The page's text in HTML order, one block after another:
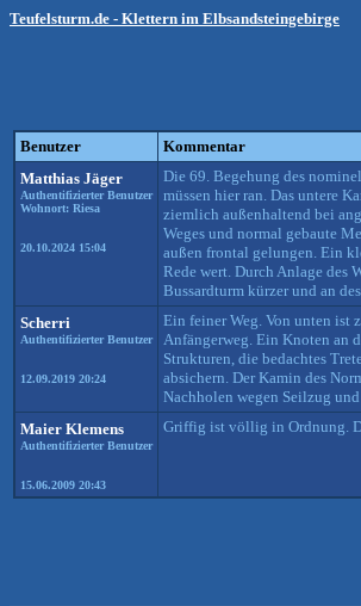
Teufelsturm.de - Klettern im Elbsandsteingebirge
Benutzer Kommentar
Matthias Jäger
Authentifizierter Benutzer
Wohnort: Riesa
20.10.2024 15:04
Die 69. Begehung des
müssen hier ran. Das untere
ziemlich außenhaltend bei
Weges und normal gebaute
außen frontal gelungen. Ein
Rede wert. Durch Anlage des
Bussardturm kürzer und an
Scherri
Authentifizierter Benutzer
12.09.2019 20:24
Ein feiner Weg. Von unten ist
Anfängerweg. Ein Knoten an
Strukturen, die bedachtes
absichern. Der Kamin des
Nachholen wegen Seilzug
Maier Klemens
Authentifizierter Benutzer
15.06.2009 20:43
Griffig ist völlig in Ordnung.